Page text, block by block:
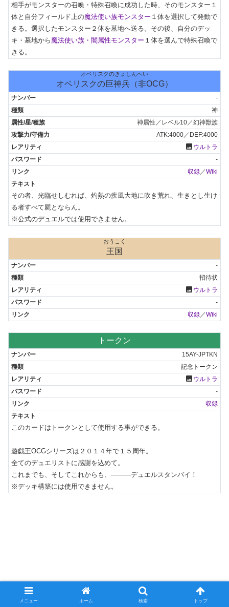
相手がモンスターの召喚・特殊召喚に成功した時、そのモンスター１
体と自分フィールド上の魔法使い族モンスター １体を選択して発動で
きる。選択したモンスター２体を墓地へ送る。その後、自分のデッ
キ・墓地から 魔法使い族・闇属性モンスター １体を選んで特殊召喚で
きる。
オベリスクのきょしんへい
オベリスクの巨神兵（非OCG）
-
神
神属性／レベル10／幻神獣族
ATK:4000／DEF:4000
photo ウルトラ
-
収録／Wiki
その者、光臨せしむれば、灼熱の疾風大地に吹き荒れ、生きとし生け
る者すべて屍とならん。
※公式のデュエルでは使用できません。
おうこく
王国
-
招待状
photo ウルトラ
-
収録 ／Wiki
トークン
15AY-JPTKN
記念トークン
photo ウルトラ
-
収録
このカードはトークンとして使用する事ができる。
遊戯王OCGシリーズは２０１４年で１５周年。
全てのデュエリストに感謝を込めて。
これまでも、そしてこれからも、―――デュエルスタンバイ！
※デッキ構築には使用できません。
メニュー ホーム 検索 トップ